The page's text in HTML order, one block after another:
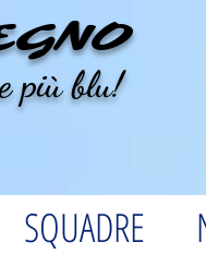
più blu!
SQUADRE